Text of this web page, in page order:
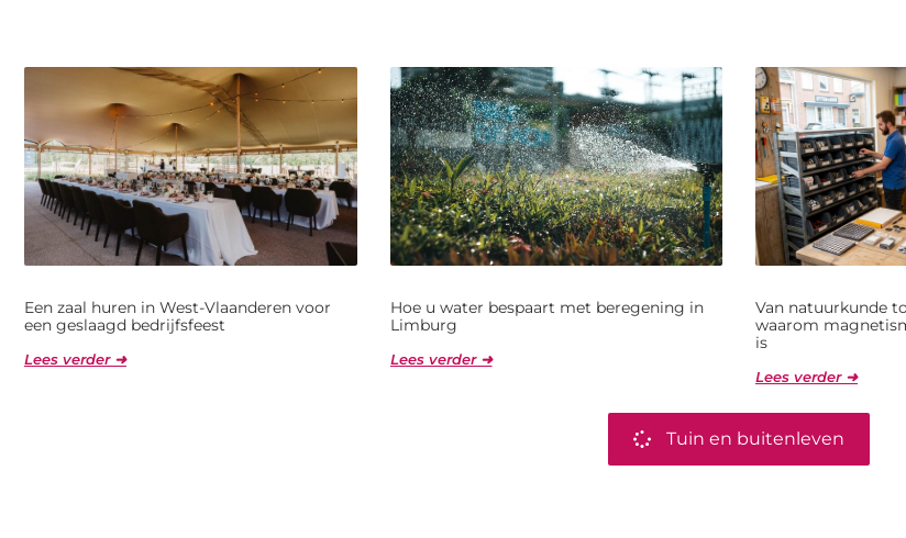
Een zaal huren in West-Vlaanderen voor
een geslaagd bedrijfsfeest
Lees verder ➜
Hoe u water bespaart met beregening in
Limburg
Lees verder ➜
Van natuurkunde
waarom
is
Lees verder ➜
Tuin en buitenleven